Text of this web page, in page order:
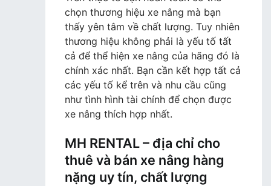
chọn thương hiệu xe nâng mà bạn
thấy yên tâm về chất lượng. Tuy nhiên
thương hiệu không phải là yếu tố tất
cả để thể hiện xe nâng của hãng đó là
chính xác nhất. Bạn cần kết hợp tất cả
các yếu tố kể trên và nhu cầu cũng
như tình hình tài chính để chọn được
xe nâng thích hợp nhất.
MH RENTAL – địa chỉ cho
thuê và bán xe nâng hàng
nặng uy tín, chất lượng